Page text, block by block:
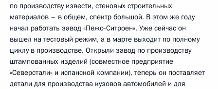
по производству извести, стеновых строительных
материалов – в общем, спектр большой. В этом же году
начал работать завод «Пежо-Ситроен». Уже сейчас он
вышел на тестовый режим, а в марте выходит по полному
циклу в производстве. Открыли завод по производству
штампованных изделий (совместное предприятие
«Северстали» и испанской компании), теперь он поставляет
детали для производства кузовов автомобилей и для